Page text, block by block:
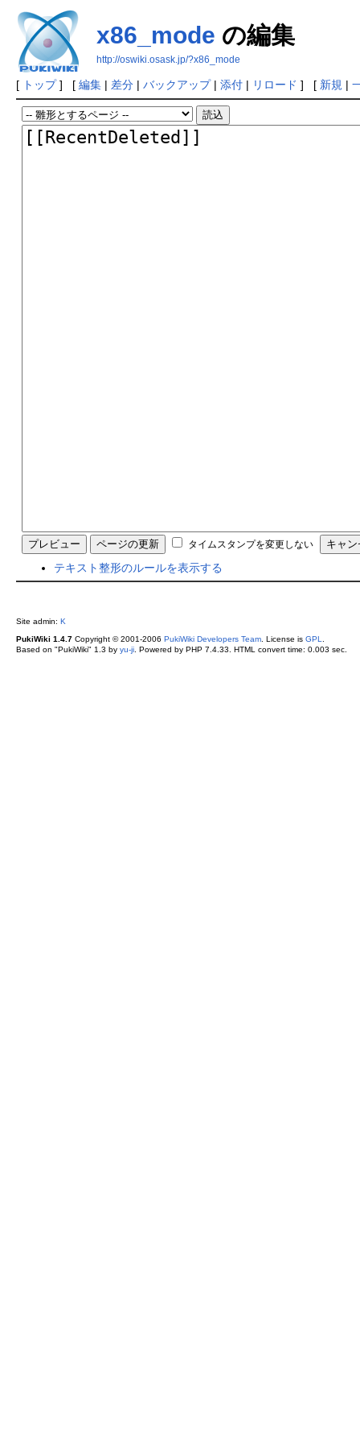
x86_mode の編集
http://oswiki.osask.jp/?x86_mode
[ トップ] [ 編集| 差分| バックアップ| 添付| リロード ] [ 新規 |
タイムスタンプを変更しない
テキスト整形のルールを表示する
Site admin: K
PukiWiki 1.4.7Copyright © 2001-2006 PukiWiki Developers Team. License is GPL
Based on "PukiWiki" 1.3 by yu-ji. Powered by PHP 7.4.33. HTML convert time: 0.003 sec.